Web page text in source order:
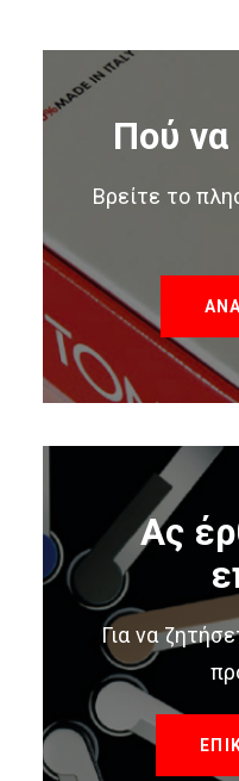
Πού
Βρείτε το
Ας
Για να